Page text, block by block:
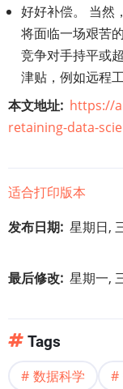
好好补偿。 当然
将面临一场艰苦
竞争对手持平或
津贴，例如远程
本文地址 https://
retaining-data-
适合打印版本
发布日期 星期日,
最后修改 星期一,
Tags
数据科学